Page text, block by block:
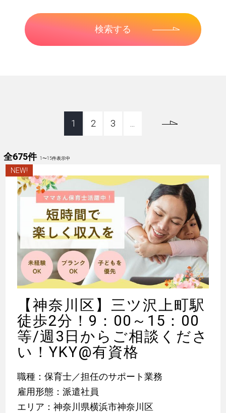
1 2 3 ...
全675件 1〜15件表示中
NEW!
【神奈川区】三ツ沢上町駅
徒歩2分！9：00～15：00
等/週3日からご相談くださ
い！YKY@有資格
職種：保育士／担任のサポート業務
雇用形態：派遣社員
エリア：神奈川県横浜市神奈川区